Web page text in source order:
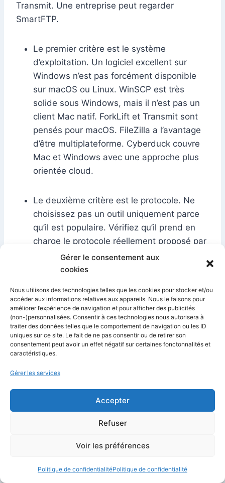
Gérer le consentement aux
cookies
Nous utilisons des technologies telles que les cookies pour stocker et/ou
accéder aux informations relatives aux appareils. Nous le faisons pour
améliorer l’expérience de navigation et pour afficher des publicités
(non-)personnalisées. Consentir à ces technologies nous autorisera à
traiter des données telles que le comportement de navigation ou les ID
uniques sur ce site. Le fait de ne pas consentir ou de retirer son
consentement peut avoir un effet négatif sur certaines fonctonnalités et
caractéristiques.
Gérer les services
Accepter
Refuser
Voir les préférences
Politique de confidentialitéPolitique de confidentialité
Transmit. Une entreprise peut regarder
SmartFTP.
Le premier critère est le système
d’exploitation. Un logiciel excellent sur
Windows n’est pas forcément disponible
sur macOS ou Linux. WinSCP est très
solide sous Windows, mais il n’est pas un
client Mac natif. ForkLift et Transmit sont
pensés pour macOS. FileZilla a l’avantage
d’être multiplateforme. Cyberduck couvre
Mac et Windows avec une approche plus
orientée cloud.
Le deuxième critère est le protocole. Ne
choisissez pas un outil uniquement parce
qu’il est populaire. Vérifiez qu’il prend en
charge le protocole réellement proposé par
votre serveur : FTP, FTPS, SFTP, WebDAV
ou S3. Par exemple, WinSCP prend en
S3, tandis que Cyberduck couvre de
nombreux services de stockage cloud en
plus des protocoles classiques.
Le troisième critère est votre
surtout des machines Windows, un client
notamment pour les transferts SFTP,
l’édition de fichiers et l’automatisation. Pour
guide pourmaîtriser le serveur Windows
vous pouvez aussi lire notre guide sur le